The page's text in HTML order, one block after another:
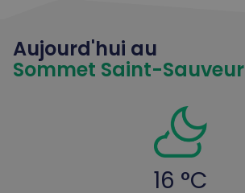
Aujourd'hui au
Sommet Saint-Sauveur
16 °C